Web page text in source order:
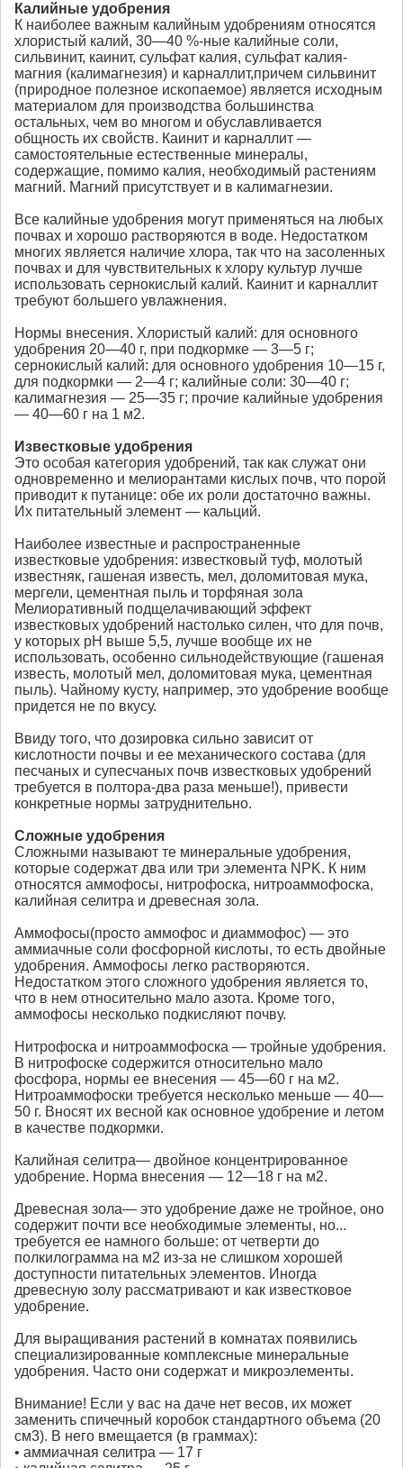
Калийные удобрения
К наиболее важным калийным удобрениям относятся
хлористый калий, 30—40 %-ные калийные соли,
сильвинит, каинит, сульфат калия, сульфат калия-
магния (калимагнезия) и карналлит,причем сильвинит
(природное полезное ископаемое) является исходным
материалом для производства большинства
остальных, чем во многом и обуславливается
общность их свойств. Каинит и карналлит —
самостоятельные естественные минералы,
содержащие, помимо калия, необходимый растениям
магний. Магний присутствует и в калимагнезии.
Все калийные удобрения могут применяться на любых
почвах и хорошо растворяются в воде. Недостатком
многих является наличие хлора, так что на засоленных
почвах и для чувствительных к хлору культур лучше
использовать сернокислый калий. Каинит и карналлит
требуют большего увлажнения.
Нормы внесения. Хлористый калий: для основного
удобрения 20—40 г, при подкормке — 3—5 г;
сернокислый калий: для основного удобрения 10—15 г,
для подкормки — 2—4 г; калийные соли: 30—40 г;
калимагнезия — 25—35 г; прочие калийные удобрения
— 40—60 г на 1 м2.
Известковые удобрения
Это особая категория удобрений, так как служат они
одновременно и мелиорантами кислых почв, что порой
приводит к путанице: обе их роли достаточно важны.
Их питательный элемент — кальций.
Наиболее известные и распространенные
известковые удобрения: известковый туф, молотый
известняк, гашеная известь, мел, доломитовая мука,
мергели, цементная пыль и торфяная зола
Мелиоративный подщелачивающий эффект
известковых удобрений настолько силен, что для почв,
у которых рН выше 5,5, лучше вообще их не
использовать, особенно сильнодействующие (гашеная
известь, молотый мел, доломитовая мука, цементная
пыль). Чайному кусту, например, это удобрение вообще
придется не по вкусу.
Ввиду того, что дозировка сильно зависит от
кислотности почвы и ее механического состава (для
песчаных и супесчаных почв известковых удобрений
требуется в полтора-два раза меньше!), привести
конкретные нормы затруднительно.
Сложные удобрения
Сложными называют те минеральные удобрения,
которые содержат два или три элемента NPK. К ним
относятся аммофосы, нитрофоска, нитроаммофоска,
калийная селитра и древесная зола.
Аммофосы(просто аммофос и диаммофос) — это
аммиачные соли фосфорной кислоты, то есть двойные
удобрения. Аммофосы легко растворяются.
Недостатком этого сложного удобрения является то,
что в нем относительно мало азота. Кроме того,
аммофосы несколько подкисляют почву.
Нитрофоска и нитроаммофоска — тройные удобрения.
В нитрофоске содержится относительно мало
фосфора, нормы ее внесения — 45—60 г на м2.
Нитроаммофоски требуется несколько меньше — 40—
50 г. Вносят их весной как основное удобрение и летом
в качестве подкормки.
Калийная селитра— двойное концентрированное
удобрение. Норма внесения — 12—18 г на м2.
Древесная зола— это удобрение даже не тройное, оно
содержит почти все необходимые элементы, но...
требуется ее намного больше: от четверти до
полкилограмма на м2 из-за не слишком хорошей
доступности питательных элементов. Иногда
древесную золу рассматривают и как известковое
удобрение.
Для выращивания растений в комнатах появились
специализированные комплексные минеральные
удобрения. Часто они содержат и микроэлементы.
Внимание! Если у вас на даче нет весов, их может
заменить спичечный коробок стандартного объема (20
см3). В него вмещается (в граммах):
• аммиачная селитра — 17 г